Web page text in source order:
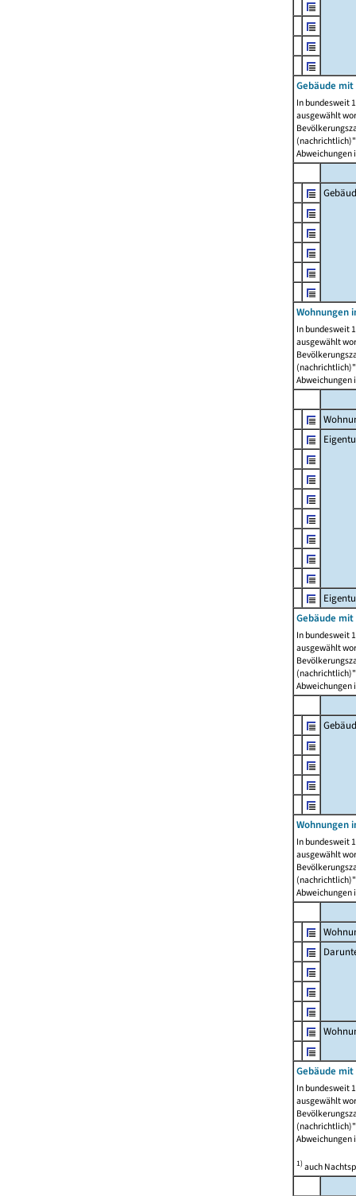
Gebäude mit
In bundesweit
ausgewählt
Abweichungen
Wohnungen
In bundesweit
ausgewählt
Abweichungen
Gebäude
In bundesweit
ausgewählt
Abweichungen
Wohnungen
In bundesweit
ausgewählt
Abweichungen
Gebäude
In bundesweit
ausgewählt
Abweichungen
1)auch